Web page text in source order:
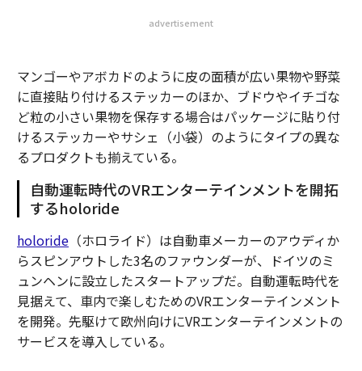
advertisement
マンゴーやアボカドのように皮の面積が広い果物や野菜
に直接貼り付けるステッカーのほか、ブドウやイチゴな
ど粒の小さい果物を保存する場合はパッケージに貼り付
けるステッカーやサシェ（小袋）のようにタイプの異な
るプロダクトも揃えている。
自動運転時代のVRエンターテインメントを開拓
するholoride
holoride（ホロライド）は自動車メーカーのアウディか
らスピンアウトした3名のファウンダーが、ドイツのミ
ュンヘンに設立したスタートアップだ。自動運転時代を
見据えて、車内で楽しむためのVRエンターテインメント
を開発。先駆けて欧州向けにVRエンターテインメントの
サービスを導入している。